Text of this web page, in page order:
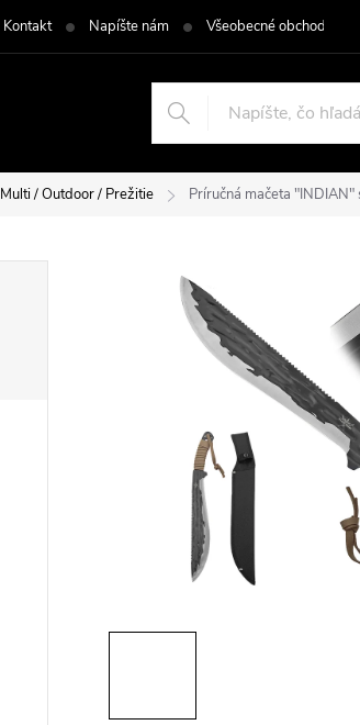
Kontakt Napíšte nám Všeobecné obchodné
Multi / Outdoor / Prežitie Príručná mačeta